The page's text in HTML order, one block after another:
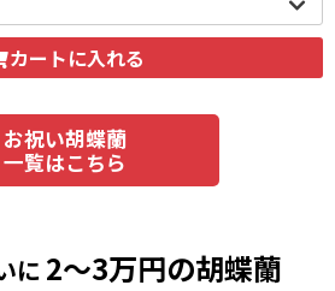
カートに入れる
お祝い胡蝶蘭
一覧はこちら
に 2～3万円の胡蝶蘭